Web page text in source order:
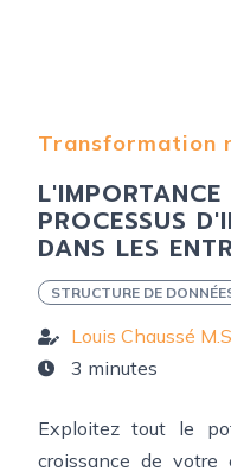
Transformation
PROCESSUS
DANS LES
STRUCTURE DE
Louis Chaussé
3 minutes
Exploitez tout le
croissance de votre